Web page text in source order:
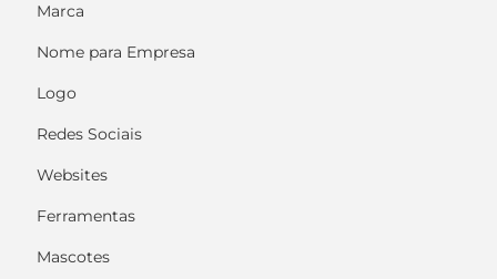
Marca
Nome para Empresa
Logo
Redes Sociais
Websites
Ferramentas
Mascotes